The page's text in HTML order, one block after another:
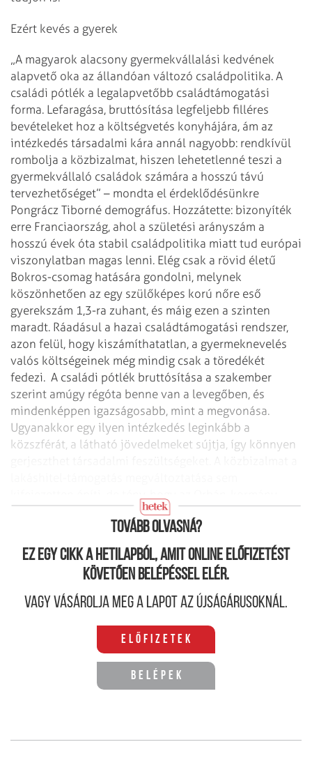
Ezért kevés a gyerek
„A magyarok alacsony gyermekvállalási kedvének
alapvető oka az állandóan változó családpolitika. A
családi pótlék a legalapvetőbb családtámogatási
forma. Lefaragása, bruttósítása legfeljebb filléres
bevételeket hoz a költségvetés konyhájára, ám az
intézkedés társadalmi kára annál nagyobb: rendkívül
rombolja a közbizalmat, hiszen lehetetlenné teszi a
gyermekvállaló családok számára a hosszú távú
tervezhetőséget” – mondta el érdeklődésünkre
Pongrácz Tiborné demográfus. Hozzátette: bizonyíték
erre Franciaország, ahol a születési arányszám a
hosszú évek óta stabil családpolitika miatt tud európai
viszonylatban magas lenni. Elég csak a rövid életű
Bokros-csomag hatására gondolni, melynek
köszönhetően az egy szülőképes korú nőre eső
gyerekszám 1,3-ra zuhant, és máig ezen a szinten
maradt. Ráadásul a hazai családtámogatási rendszer,
azon felül, hogy kiszámíthatatlan, a gyermeknevelés
valós költségeinek még mindig csak a töredékét
fedezi. A családi pótlék bruttósítása a szakember
szerint amúgy régóta benne van a levegőben, és
mindenképpen igazságosabb, mint a megvonása.
Ugyanakkor egy ilyen intézkedés leginkább a
közszférát, a látható jövedelmeket sújtja, így könnyen
ebben túlzottan nagyvonalú volt a középrétegek felé.
Tovább olvasná?
Ez egy cikk a hetilapból, amit online előfizetést
követően belépéssel elér.
Vagy vásárolja meg a lapot az újságárusoknál.
Előfizetek
Belépek